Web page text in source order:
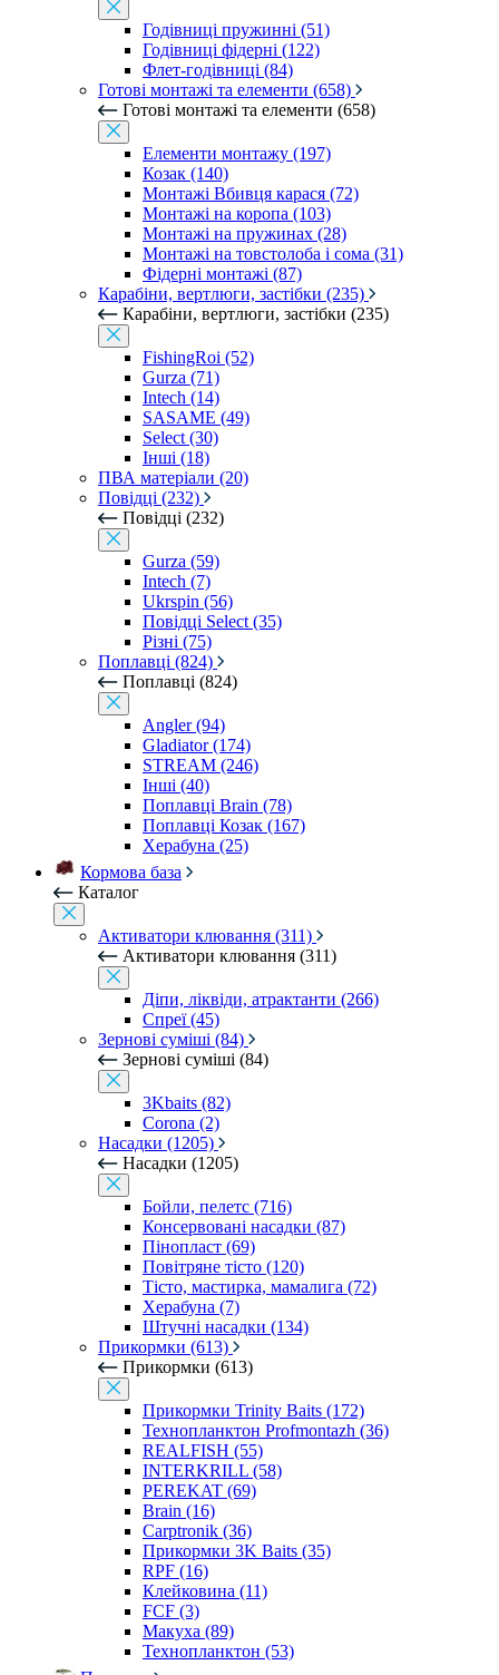
Годівниці пружинні (51)
Годівниці фідерні (122)
Флет-годівниці (84)
Готові монтажі та елементи (658)
Готові монтажі та елементи (658)
Елементи монтажу (197)
Козак (140)
Монтажі Вбивця карася (72)
Монтажі на коропа (103)
Монтажі на пружинах (28)
Монтажі на товстолоба і сома (31)
Фідерні монтажі (87)
Карабіни, вертлюги, застібки (235)
Карабіни, вертлюги, застібки (235)
FishingRoi (52)
Gurza (71)
Intech (14)
SASAME (49)
Select (30)
Інші (18)
ПВА матеріали (20)
Повідці (232)
Повідці (232)
Gurza (59)
Intech (7)
Ukrspin (56)
Повідці Select (35)
Різні (75)
Поплавці (824)
Поплавці (824)
Angler (94)
Gladiator (174)
STREAM (246)
Інші (40)
Поплавці Brain (78)
Поплавці Козак (167)
Херабуна (25)
Кормова база
Каталог
Активатори клювання (311)
Активатори клювання (311)
Діпи, ліквіди, атрактанти (266)
Спреї (45)
Зернові суміші (84)
Зернові суміші (84)
3Kbaits (82)
Corona (2)
Насадки (1205)
Насадки (1205)
Бойли, пелетс (716)
Консервовані насадки (87)
Пінопласт (69)
Повітряне тісто (120)
Тісто, мастирка, мамалига (72)
Херабуна (7)
Штучні насадки (134)
Прикормки (613)
Прикормки (613)
Прикормки Trinity Baits (172)
Технопланктон Profmontazh (36)
REALFISH (55)
INTERKRILL (58)
PEREKAT (69)
Brain (16)
Carptronik (36)
Прикормки 3K Baits (35)
RPF (16)
Клейковина (11)
FCF (3)
Макуха (89)
Технопланктон (53)